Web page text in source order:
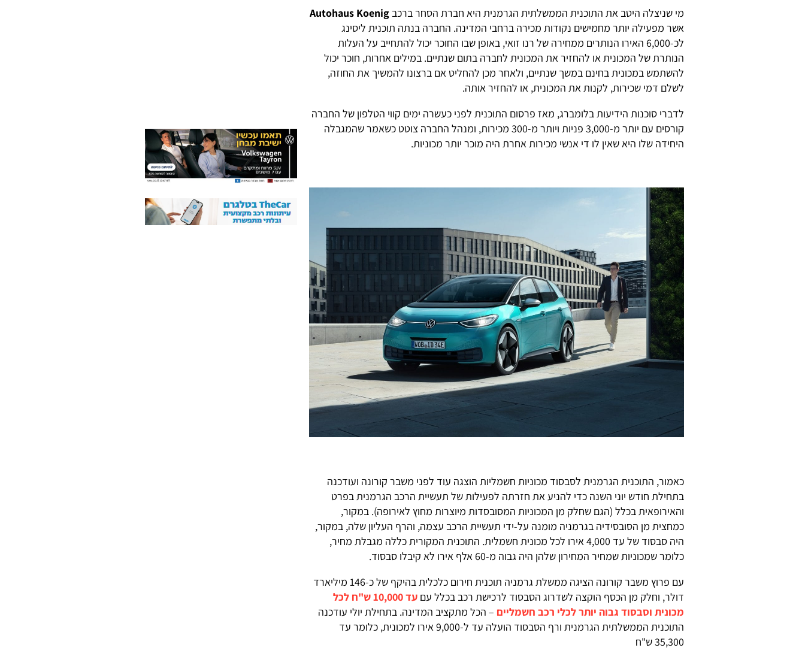
מי שניצלה היטב את התוכנית הממשלתית הגרמנית היא חברת הסחר ברכב Autohaus Koenig
אשר מפעילה יותר מחמישים נקודות מכירה ברחבי המדינה. החברה בנתה תוכנית ליסינג
לכ-6,000 האירו הנותרים ממחירה של רנו זואי, באופן שבו החוכר יכול להתחייב על העלות
הנותרת של המכונית או להחזיר את המכונית לחברה בתום שנתיים. במילים אחרות, חוכר יכול
להשתמש במכונית בחינם במשך שנתיים, ולאחר מכן להחליט אם ברצונו להמשיך את החוזה,
לשלם דמי שכירות, לקנות את המכונית, או להחזיר אותה.
לדברי סוכנות הידיעות בלומברג, מאז פרסום התוכנית לפני כעשרה ימים קווי הטלפון של החברה
קורסים עם יותר מ-3,000 פניות ויותר מ-300 מכירות, ומנהל החברה צוטט כשאמר שהמגבלה
היחידה שלו היא שאין לו די אנשי מכירות אחרת היה מוכר יותר מכוניות.
כאמור, התוכנית הגרמנית לסבסוד מכוניות חשמליות הוצגה עוד לפני משבר קורונה ועודכנה
בתחילת חודש יוני השנה כדי להניע את חזרתה לפעילות של תעשיית הרכב הגרמנית בפרט
והאירופאית בכלל (הגם שחלק מן המכוניות המסובסדות מיוצרות מחוץ לאירופה). במקור,
כמחצית מן הסובסידיה בגרמניה מומנה על-ידי תעשיית הרכב עצמה, והרף העליון שלה, במקור,
היה סבסוד של עד 4,000 אירו לכל מכונית חשמלית. התוכנית המקורית כללה מגבלת מחיר,
כלומר שמכוניות שמחיר המחירון שלהן היה גבוה מ-60 אלף אירו לא קיבלו סבסוד.
עם פרוץ משבר קורונה הציגה ממשלת גרמניה תוכנית חירום כלכלית בהיקף של כ-146 מיליארד
דולר, וחלק מן הכסף הוקצה לשדרוג הסבסוד לרכישת רכב בכלל עם
עד 10,000 ש"ח לכל
מכונית וסבסוד גבוה יותר לכלי רכב חשמליים – הכל מתקציב המדינה. בתחילת יולי עודכנה
התוכנית הממשלתית הגרמנית ורף הסבסוד הועלה עד ל-9,000 אירו למכונית, כלומר עד
35,300 ש"ח